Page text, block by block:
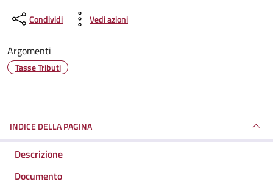
Condividi Vedi azioni
Argomenti
Tasse Tributi
INDICE DELLA PAGINA
Descrizione
Documento